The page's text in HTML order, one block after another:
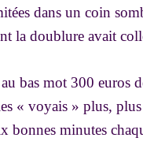
dans un coin
la doublure avait
bas mot 300 euros
« voyais » plus,
bonnes minutes